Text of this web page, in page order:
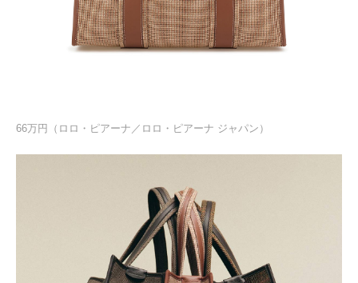
66万円（ロロ・ピアーナ／ロロ・ピアーナ ジャパン）